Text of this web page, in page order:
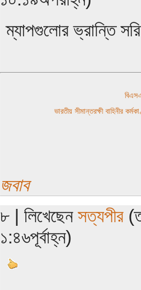
ম্যাপগুলোর ভ্রান্তি
ভারতীয় সীমান্তরক্ষী বাহিনীর
জবাব
৮ | লিখেছেন সত্যপীর
১:৪৬পূর্বাহ্ন)